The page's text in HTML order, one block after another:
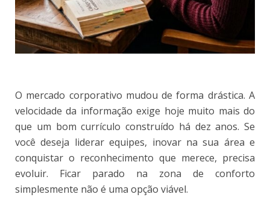
O mercado corporativo mudou de forma drástica. A
velocidade da informação exige hoje muito mais do
que um bom currículo construído há dez anos. Se
você deseja liderar equipes, inovar na sua área e
conquistar o reconhecimento que merece, precisa
evoluir. Ficar parado na zona de conforto
simplesmente não é uma opção viável.